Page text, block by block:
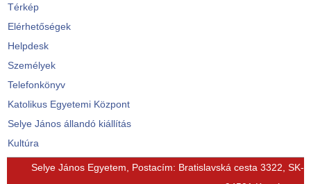
Térkép
Elérhetőségek
Helpdesk
Személyek
Telefonkönyv
Katolikus Egyetemi Központ
Selye János állandó kiállítás
Kultúra
© FreeJoomla! 3 Modules - by VinaGecko.com
Selye János Egyetem, Postacím: Bratislavská cesta 3322, SK-